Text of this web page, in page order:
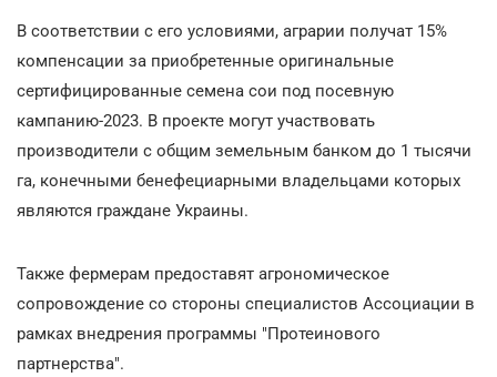
В соответствии с его условиями, аграрии получат 15%
компенсации за приобретенные оригинальные
сертифицированные семена сои под посевную
кампанию-2023. В проекте могут участвовать
производители с общим земельным банком до 1 тысячи
га, конечными бенефециарными владельцами которых
являются граждане Украины.
Также фермерам предоставят агрономическое
сопровождение со стороны специалистов Ассоциации в
рамках внедрения программы "Протеинового
партнерства".